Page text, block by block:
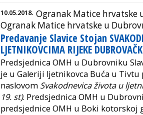
10.05.2018. Ogranak Matice hrvatske
Ogranak Matice hrvatske u
Predavanje Slavice Stojan
LJETNIKOVCIMA RIJEKE
Predsjednica OMH u Dubrovniku
je u Galeriji ljetnikovca Buća u Tivtu
naslovom Svakodnevica života u
19. st). Predsjednica OMH u
predsjednice OMH u Boki kotorskoj